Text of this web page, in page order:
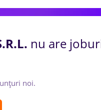
nu are
noi.